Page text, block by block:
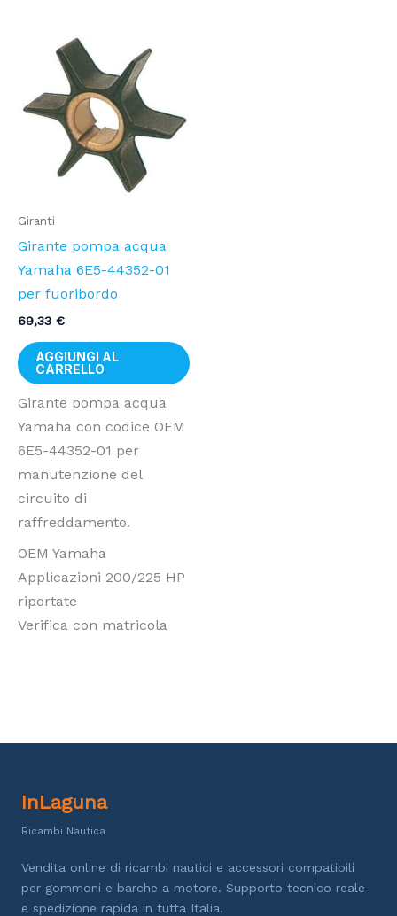
Giranti
Girante pompa acqua
Yamaha 6E5-44352-01
per fuoribordo
69,33 €
AGGIUNGI AL
CARRELLO
Girante pompa acqua
Yamaha con codice OEM
6E5-44352-01 per
manutenzione del
circuito di
raffreddamento.
OEM Yamaha
Applicazioni 200/225 HP
riportate
Verifica con matricola
InLaguna
Ricambi Nautica
Vendita online di ricambi nautici e accessori compatibili
per gommoni e barche a motore. Supporto tecnico reale
e spedizione rapida in tutta Italia.